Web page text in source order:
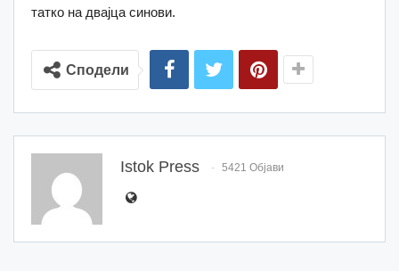
татко на двајца синови.
Сподели
Istok Press 5421 Објави